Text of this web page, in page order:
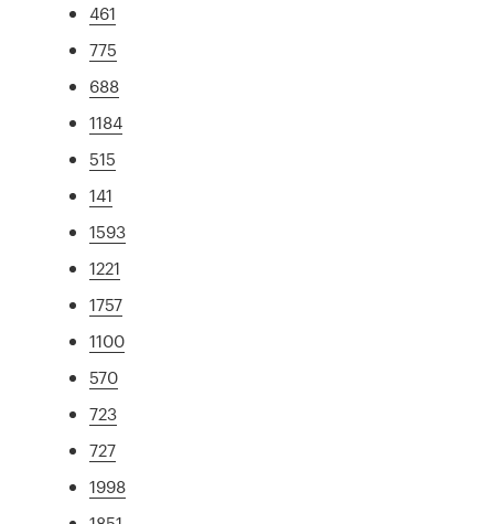
461
775
688
1184
515
141
1593
1221
1757
1100
570
723
727
1998